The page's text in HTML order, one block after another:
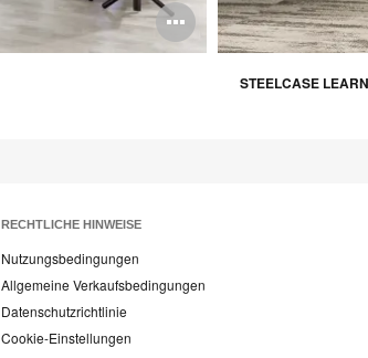
öffnen
STEELCASE
RECHTLICHE HINWEISE
Nutzungsbedingungen
Allgemeine Verkaufsbedingungen
Datenschutzrichtlinie
Cookie-Einstellungen